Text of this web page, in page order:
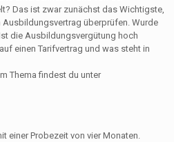
Das ist zwar zunächst das Wichtigste,
überprüfen. Wurde
die Ausbildungsvergütung hoch
einen Tarifvertrag und was steht in
Thema findest du unter
einer Probezeit von vier Monaten.